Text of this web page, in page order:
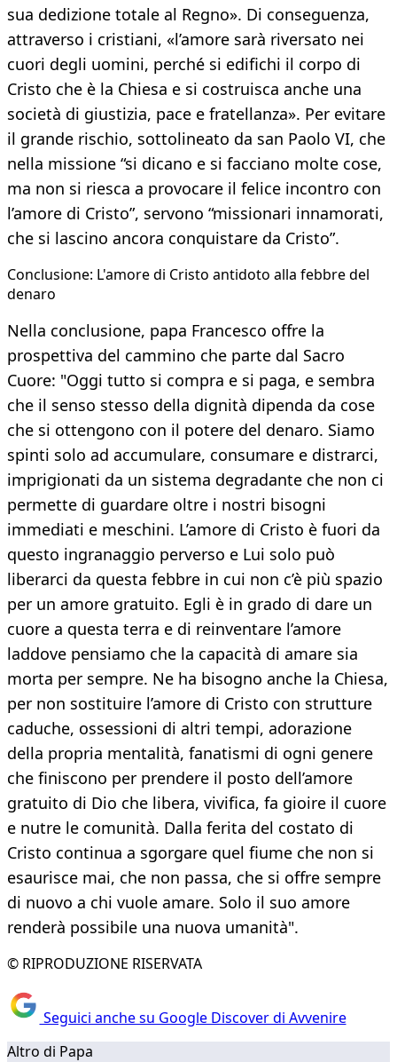
sua dedizione totale al Regno». Di conseguenza,
attraverso i cristiani, «l’amore sarà riversato nei
cuori degli uomini, perché si edifichi il corpo di
Cristo che è la Chiesa e si costruisca anche una
società di giustizia, pace e fratellanza». Per evitare
il grande rischio, sottolineato da san Paolo VI, che
nella missione “si dicano e si facciano molte cose,
ma non si riesca a provocare il felice incontro con
l’amore di Cristo”, servono “missionari innamorati,
che si lascino ancora conquistare da Cristo”.
Conclusione: L'amore di Cristo antidoto alla febbre del
denaro
Nella conclusione, papa Francesco offre la
prospettiva del cammino che parte dal Sacro
Cuore: "Oggi tutto si compra e si paga, e sembra
che il senso stesso della dignità dipenda da cose
che si ottengono con il potere del denaro. Siamo
spinti solo ad accumulare, consumare e distrarci,
imprigionati da un sistema degradante che non ci
permette di guardare oltre i nostri bisogni
immediati e meschini. L’amore di Cristo è fuori da
questo ingranaggio perverso e Lui solo può
liberarci da questa febbre in cui non c’è più spazio
per un amore gratuito. Egli è in grado di dare un
cuore a questa terra e di reinventare l’amore
laddove pensiamo che la capacità di amare sia
morta per sempre. Ne ha bisogno anche la Chiesa,
per non sostituire l’amore di Cristo con strutture
caduche, ossessioni di altri tempi, adorazione
della propria mentalità, fanatismi di ogni genere
che finiscono per prendere il posto dell’amore
gratuito di Dio che libera, vivifica, fa gioire il cuore
e nutre le comunità. Dalla ferita del costato di
Cristo continua a sgorgare quel fiume che non si
esaurisce mai, che non passa, che si offre sempre
di nuovo a chi vuole amare. Solo il suo amore
renderà possibile una nuova umanità".
© RIPRODUZIONE RISERVATA
Seguici anche su Google Discover di Avvenire
Altro di Papa